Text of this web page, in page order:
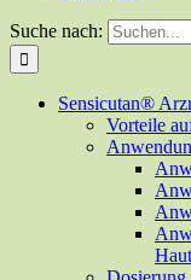
Suche nach:
Sensicutan®
Vorteile